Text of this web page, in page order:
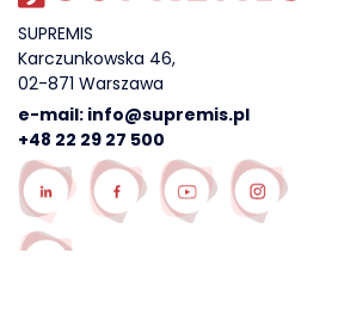
SUPREMIS
Karczunkowska 46,
02-871 Warszawa
e-mail: info@supremis.pl
+48 22 29 27 500